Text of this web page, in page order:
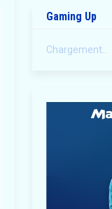
Gaming Up
Chargement...